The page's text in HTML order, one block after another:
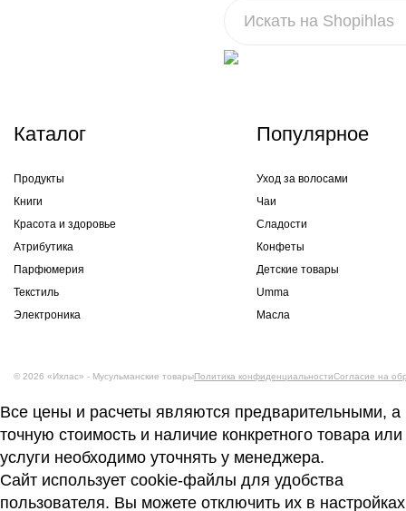
Каталог
Продукты
Книги
Красота и здоровье
Атрибутика
Парфюмерия
Текстиль
Электроника
Популярное
Уход за волосами
Чаи
Сладости
Конфеты
Детские товары
Umma
Масла
© 2026 «Ихлас» - Мусульманские товарыПолитика конфиденциальностиСогласие на
Все цены и расчеты являются предварительными, а
точную стоимость и наличие конкретного товара или
услуги необходимо уточнять у менеджера.
Сайт использует cookie-файлы для удобства
пользователя. Вы можете отключить их в настройках